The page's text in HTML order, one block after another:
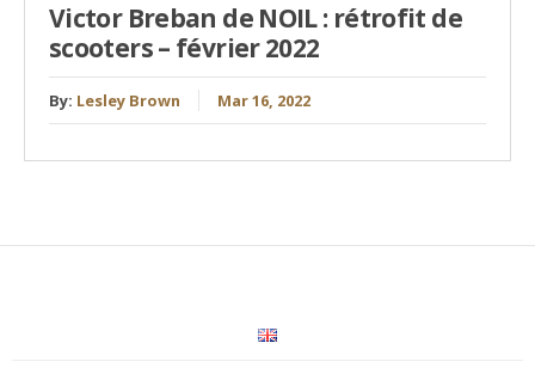
Victor Breban de NOIL : rétrofit de
scooters – février 2022
By: Lesley Brown Mar 16, 2022